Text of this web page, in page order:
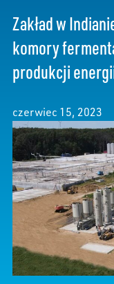
Zakład w
komory
produkcji
czerwiec 15, 2023